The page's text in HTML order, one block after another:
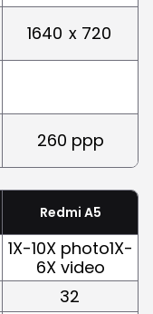
1640 x 720
260 ppp
Redmi A5
1X-10X photo1X-
6X video
32